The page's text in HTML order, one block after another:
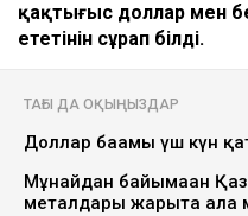
қақтығыс доллар мен
ететінін сұрап білді.
ТАҒЫ ДА ОҚЫҢЫЗДАР
Доллар бағамы үш күн
Мұнайдан байымаған
металдары жарыта ала